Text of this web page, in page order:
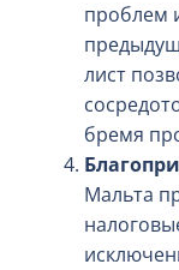
проблем
лист
бремя
Мальта